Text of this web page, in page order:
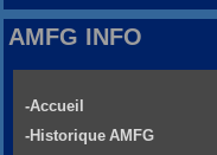
AMFG INFO
-Accueil
-Historique AMFG